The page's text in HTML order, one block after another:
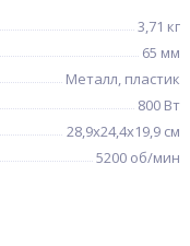
3,71 кг
65 мм
Металл, пластик
800 Вт
28,9x24,4x19,9 см
5200 об/мин